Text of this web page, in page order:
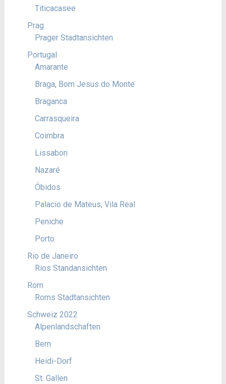
Titicacasee
Prag
Prager Stadtansichten
Portugal
Amarante
Braga, Bom Jesus do Monte
Braganca
Carrasqueira
Coimbra
Lissabon
Nazaré
Óbidos
Palacio de Mateus, Vila Real
Peniche
Porto
Rio de Janeiro
Rios Standansichten
Rom
Roms Stadtansichten
Schweiz 2022
Alpenlandschaften
Bern
Heidi-Dorf
St. Gallen